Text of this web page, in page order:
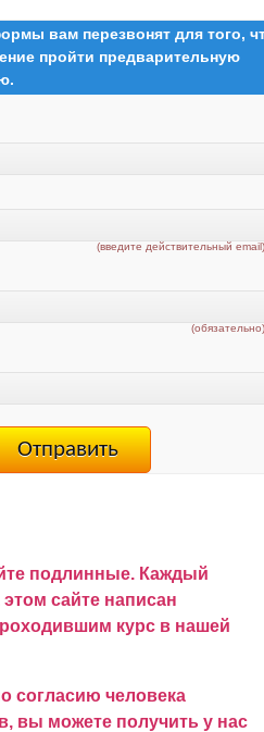
вам перезвонят для того,
пройти предварительную
(введите действительный
подлинные. Каждый
сайте написан
курс в нашей
согласию человека
вы можете получить у нас